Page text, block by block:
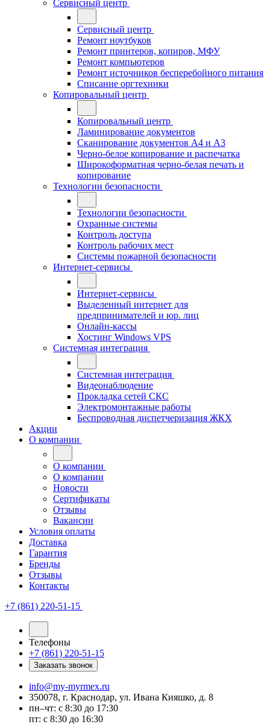
Сервисный центр
Сервисный центр
Ремонт ноутбуков
Ремонт принтеров, копиров, МФУ
Ремонт компьютеров
Ремонт источников бесперебойного питания
Списание оргтехники
Копировальный центр
Копировальный центр
Ламинирование документов
Сканирование документов А4 и А3
Черно-белое копирование и распечатка
Широкоформатная черно-белая печать и
копирование
Технологии безопасности
Технологии безопасности
Охранные системы
Контроль доступа
Контроль рабочих мест
Системы пожарной безопасности
Интернет-сервисы
Интернет-сервисы
Выделенный интернет для
предпринимателей и юр. лиц
Онлайн-кассы
Хостинг Windows VPS
Системная интеграция
Системная интеграция
Видеонаблюдение
Прокладка сетей СКС
Электромонтажные работы
Беспроводная диспетчеризация ЖКХ
Акции
О компании
О компании
О компании
Новости
Сертификаты
Отзывы
Вакансии
Условия оплаты
Доставка
Гарантия
Бренды
Отзывы
Контакты
+7 (861) 220-51-15
Телефоны
+7 (861) 220-51-15
Заказать звонок
info@my-myrmex.ru
350078, г. Краснодар, ул. Ивана Кияшко, д. 8
пн–чт: с 8:30 до 17:30
пт: с 8:30 до 16:30